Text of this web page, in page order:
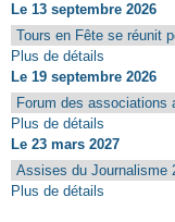
Le 13 septembre 2026
Tours en Fête se réunit
Plus de détails
Le 19 septembre 2026
Forum des associations
Plus de détails
Le 23 mars 2027
Assises du Journalisme
Plus de détails